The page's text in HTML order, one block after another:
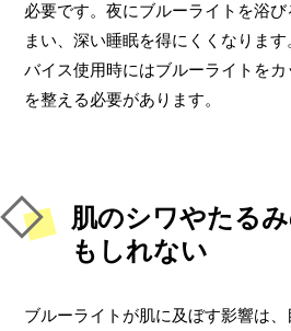
必要です。夜にブルーライトを浴
まい、深い睡眠を得にくくなりま
バイス使用時にはブルーライトを
を整える必要があります。
肌のシワやたる
もしれない
ブルーライトが肌に及ぼす影響は